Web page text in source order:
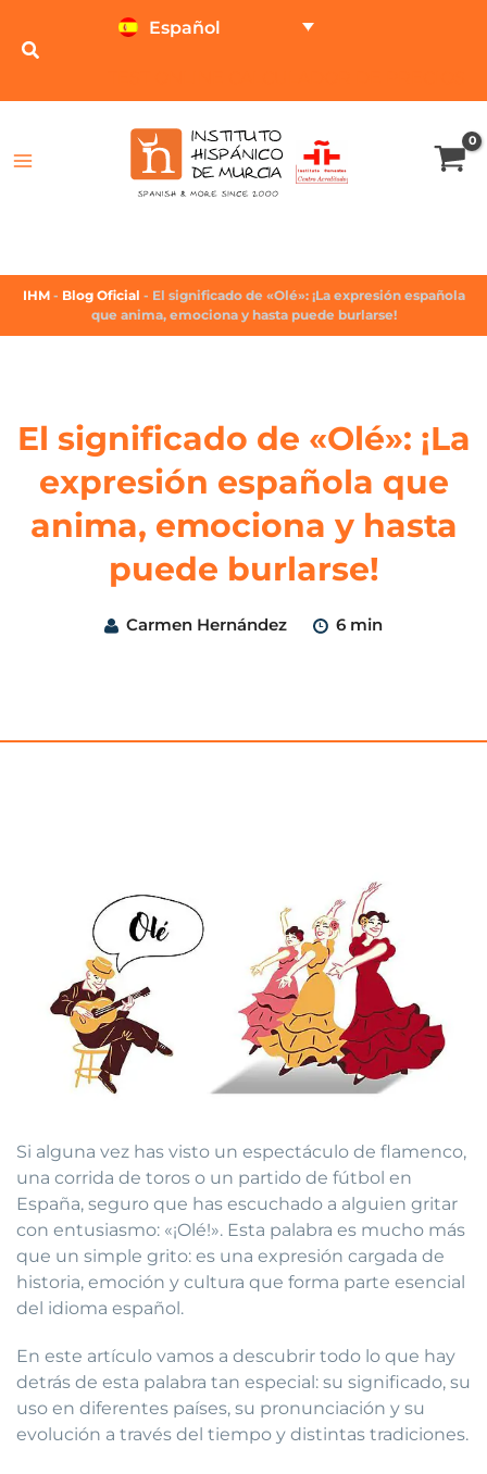
Español
IHM - Blog Oficial - El significado de «Olé»: ¡La expresión española
que anima, emociona y hasta puede burlarse!
El significado de «Olé»: ¡La
expresión española que
anima, emociona y hasta
puede burlarse!
Carmen Hernández 6 min
Si alguna vez has visto un espectáculo de flamenco,
una corrida de toros o un partido de fútbol en
España, seguro que has escuchado a alguien gritar
con entusiasmo: «¡Olé!». Esta palabra es mucho más
que un simple grito: es una expresión cargada de
historia, emoción y cultura que forma parte esencial
del idioma español.
En este artículo vamos a descubrir todo lo que hay
detrás de esta palabra tan especial: su significado, su
uso en diferentes países, su pronunciación y su
evolución a través del tiempo y distintas tradiciones.